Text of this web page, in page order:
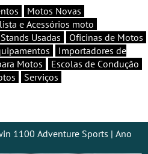
Motos Novas
e Acessórios moto
Stands Usadas
Oficinas de Motos
Importadores de
Motos
Escolas de Condução
Serviços
1100 Adventure Sports | Ano